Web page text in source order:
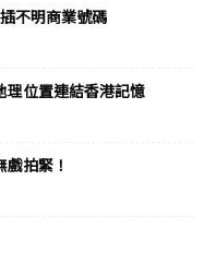
不明商業號碼
理位置連結香港記憶
拍緊！